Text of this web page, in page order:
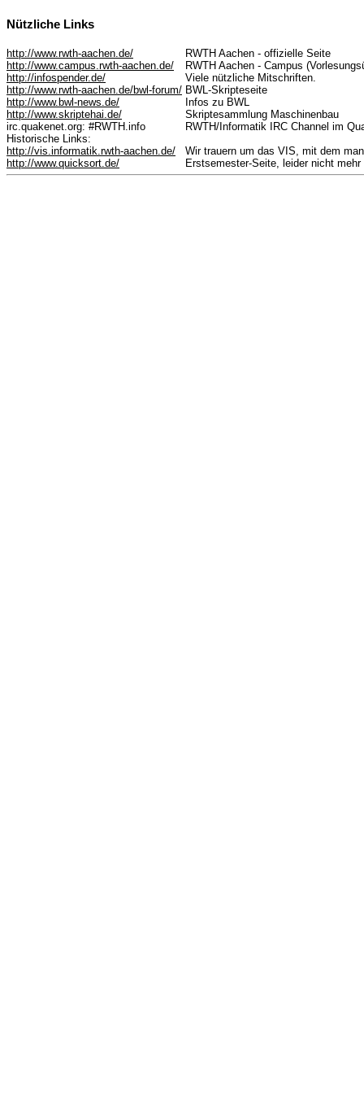
Nützliche Links
http://www.rwth-aachen.de/
RWTH Aachen - offizielle Seite
http://www.campus.rwth-aachen.de/
RWTH Aachen - Campus
http://infospender.de/
Viele nützliche Mitschriften.
http://www.rwth-aachen.de/bwl-forum/ BWL-Skripteseite
http://www.bwl-news.de/
Infos zu BWL
http://www.skriptehai.de/
Skriptesammlung Maschinenbau
irc.quakenet.org: #RWTH.info
RWTH/Informatik IRC Channel im
Historische Links:
http://vis.informatik.rwth-aachen.de/
Wir trauern um das VIS, mit dem
http://www.quicksort.de/
Erstsemester-Seite, leider nicht mehr